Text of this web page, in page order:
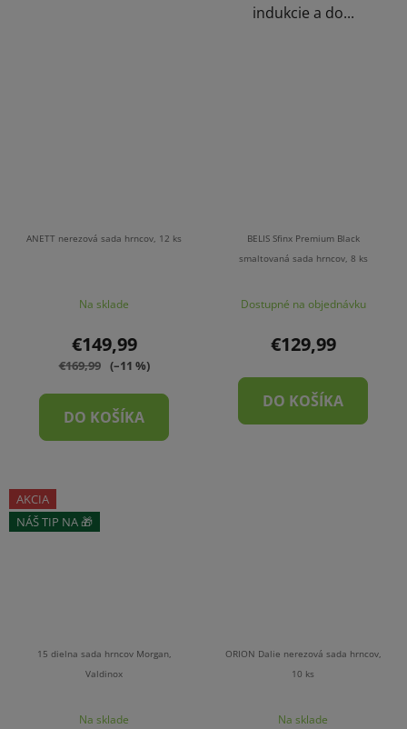
indukcie a do...
ANETT nerezová sada hrncov, 12 ks
Na sklade
€149,99
€169,99 (–11 %)
DO KOŠÍKA
BELIS Sfinx Premium Black
smaltovaná sada hrncov, 8 ks
Dostupné na objednávku
€129,99
DO KOŠÍKA
AKCIA
NÁŠ TIP NA 🎁
15 dielna sada hrncov Morgan,
Valdinox
Na sklade
ORION Dalie nerezová sada hrncov,
10 ks
Na sklade